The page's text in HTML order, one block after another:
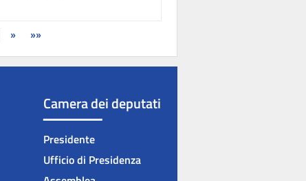
» »»
Camera dei deputati
Presidente
Ufficio di Presidenza